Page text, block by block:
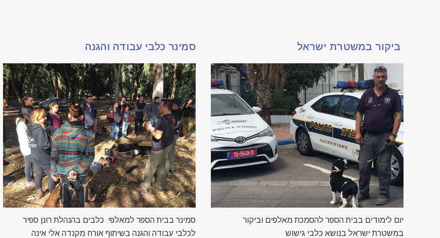
סמינר כלבי עבודה והגנה
סמינר בבית הספר למאלפי כלבים בהנהלת רונן ספיר
לכלבי עבודה והגנה בשיתוף אורח מקנדה אלי אינה
ביקור במשטרת ישראל
יום לימודים בבית הספר להסמכת מאלפים וביקור
במשטרת ישראל בנושא כלבי גישוש